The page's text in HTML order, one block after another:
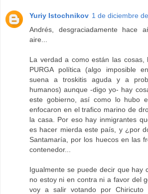
Yuriy Istochnikov 1 de diciembre
Andrés, desgraciadamente hace
aire...
La verdad a como están las cosas,
PURGA política (algo imposible
suena a troskitis aguda y a
humanos) aunque -digo yo- hay
este gobierno, así como lo hubo
enfocaron en el trafico marino de
la casa. Por eso hay inmigrantes
es hacer mierda este país, y ¿por
Santamaría, por los huecos en las
contenedor...
Igualmente se puede decir que hay
no estoy ni en contra ni a favor del
voy a salir votando por Chiricuto